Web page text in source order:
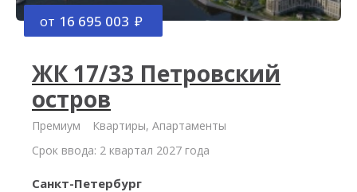
от 16 695 003
ЖК 17/33 Петровский
остров
Премиум
Квартиры, Апартаменты
Срок ввода: 2 квартал 2027 года
Санкт-Петербург